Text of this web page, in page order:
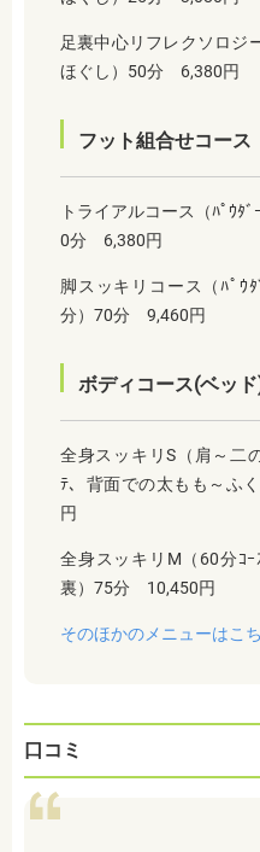
足裏中心リフレクソロジ
ほぐし）50分 6,380円
フット組合せコース
トライアルコース（ﾊﾟｳﾀ
0分 6,380円
脚スッキリコース（ﾊﾟｳ
分）70分 9,460円
ボディコース(ベッ
全身スッキリS（肩～二
ﾃ、背面での太もも～ふ
円
全身スッキリM（60分ｺ
裏）75分 10,450円
そのほかのメニューはこ
口コミ